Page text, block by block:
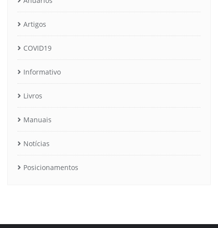
Artigos
COVID19
Informativo
Livros
Manuais
Notícias
Posicionamentos